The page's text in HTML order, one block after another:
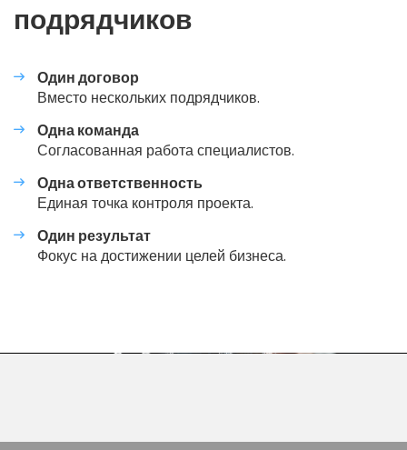
подрядчиков
Один договор
Вместо нескольких подрядчиков.
Одна команда
Согласованная работа специалистов.
Одна ответственность
Единая точка контроля проекта.
Один результат
Фокус на достижении целей бизнеса.